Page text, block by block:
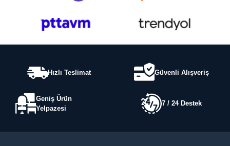
Hızlı Teslimat Güvenli Alışveriş
Geniş Ürün
Yelpazesi
7 / 24 Destek